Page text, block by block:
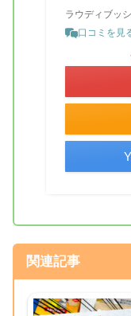
ラウディブッ
口コミを見
関連記事